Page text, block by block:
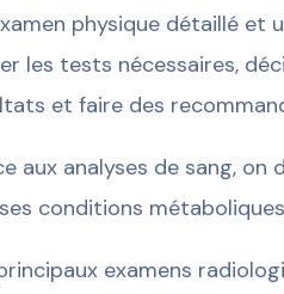
physique détaillé et
les tests nécessaires,
et faire des
aux analyses de sang,
conditions
examens